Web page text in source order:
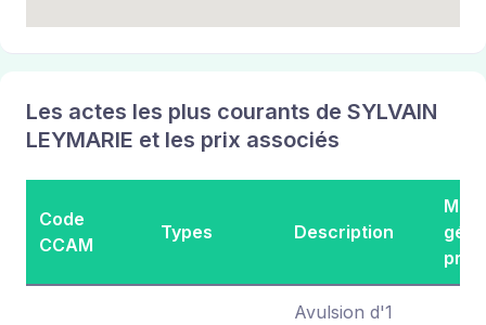
Les actes les plus courants de SYLVAIN
LEYMARIE et les prix associés
Code
CCAM
Types Description
Avulsion d'1